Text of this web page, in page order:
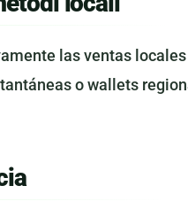
las ventas
o wallets